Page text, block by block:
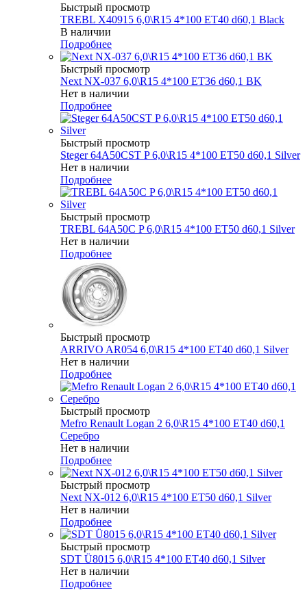
Быстрый просмотр
TREBL X40915 6,0\R15 4*100 ET40 d60,1 Black
В наличии
Подробнее
Быстрый просмотр
Next NX-037 6,0\R15 4*100 ET36 d60,1 BK
Нет в наличии
Подробнее
Быстрый просмотр
Steger 64A50CST P 6,0\R15 4*100 ET50 d60,1 Silver
Нет в наличии
Подробнее
Быстрый просмотр
TREBL 64A50C P 6,0\R15 4*100 ET50 d60,1 Silver
Нет в наличии
Подробнее
Быстрый просмотр
ARRIVO AR054 6,0\R15 4*100 ET40 d60,1 Silver
Нет в наличии
Подробнее
Быстрый просмотр
Mefro Renault Logan 2 6,0\R15 4*100 ET40 d60,1
Серебро
Нет в наличии
Подробнее
Быстрый просмотр
Next NX-012 6,0\R15 4*100 ET50 d60,1 Silver
Нет в наличии
Подробнее
Быстрый просмотр
SDT Ü8015 6,0\R15 4*100 ET40 d60,1 Silver
Нет в наличии
Подробнее